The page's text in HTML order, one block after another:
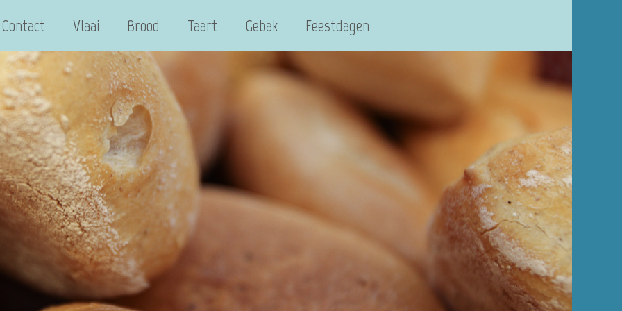
Contact Vlaai Brood Taart Gebak Feestdagen